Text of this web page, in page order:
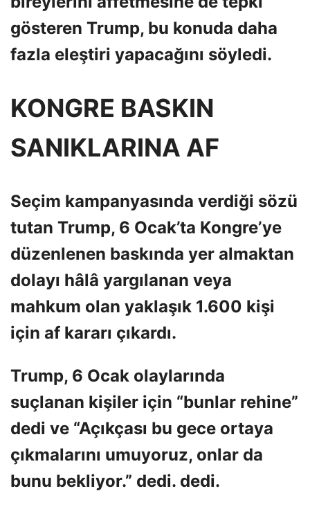
gösteren Trump, bu konuda daha
fazla eleştiri yapacağını söyledi.
KONGRE BASKIN
SANIKLARINA AF
Seçim kampanyasında verdiği sözü
tutan Trump, 6 Ocak’ta Kongre’ye
düzenlenen baskında yer almaktan
dolayı hâlâ yargılanan veya
mahkum olan yaklaşık 1.600 kişi
için af kararı çıkardı.
Trump, 6 Ocak olaylarında
suçlanan kişiler için “bunlar rehine”
dedi ve “Açıkçası bu gece ortaya
çıkmalarını umuyoruz, onlar da
bunu bekliyor.” dedi. dedi.